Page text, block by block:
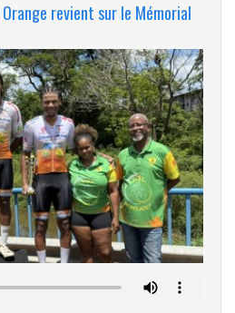
revient sur le Mémorial